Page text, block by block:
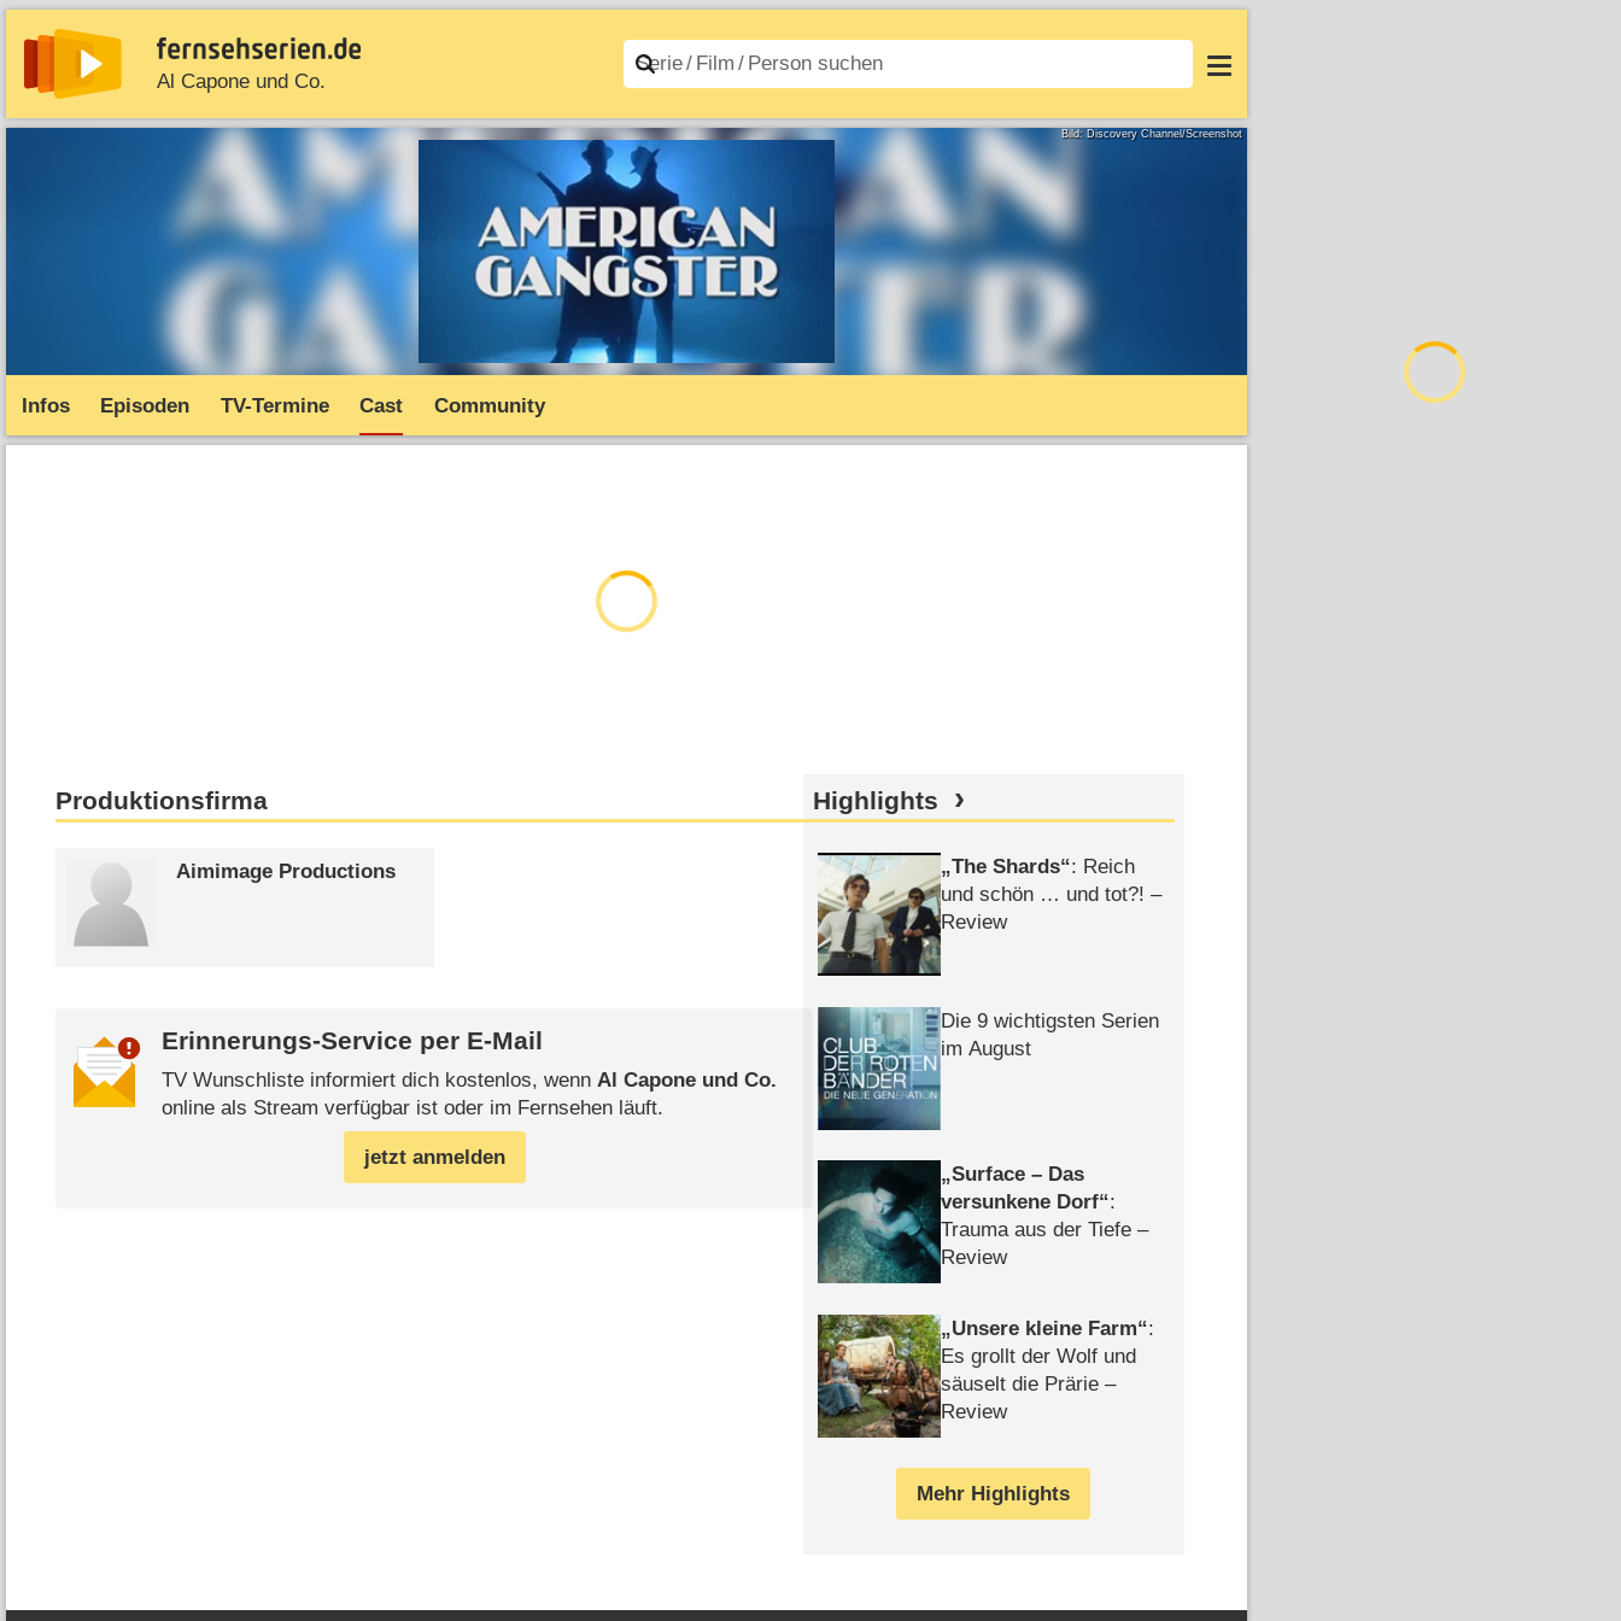
Al Capone und Co.
News Entdecken Streaming Filme A–Z Login
Bild: Discovery Channel/Screenshot
Infos Episoden TV-Termine Cast Community
Produktionsfirma
Aimimage Productions
Erinnerungs-Service per E-Mail
TV Wunschliste informiert dich kostenlos, wenn Al Capone und Co.
online als Stream verfügbar ist oder im Fernsehen läuft.
jetzt anmelden
Highlights
The Shards : Reich
und schön … und tot?! –
Review
Die 9 wichtigsten Serien
im August
Surface – Das
versunkene Dorf :
Trauma aus der Tiefe –
Review
Unsere kleine Farm :
Es grollt der Wolf und
säuselt die Prärie –
Review
Mehr Highlights